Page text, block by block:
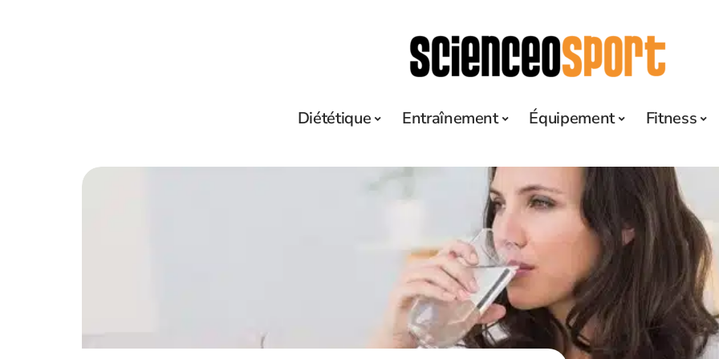
Diététique Entraînement Équipement Fitness